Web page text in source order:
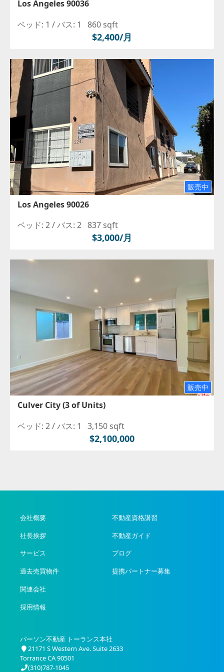
Los Angeles 90036
ベッド: 1 /バス: 1 860 sqft
$2,400/月
販売中
Los Angeles 90026
ベッド: 2 /バス: 2 837 sqft
$3,000/月
販売中
Culver City (3 of Units)
ベッド: 2 /バス: 1 3,150 sqft
$2,100,000
会社概要
社長挨拶
サービス
過去売買物件
関連会社
採用情報
不動産資格講習
不動産ガイド
ブログ
提携パートナー募集
パーソン不動産 トーランス本社
21171 S Western Ave. Suite 2633
Torrance CA 90501
(310)787-1045